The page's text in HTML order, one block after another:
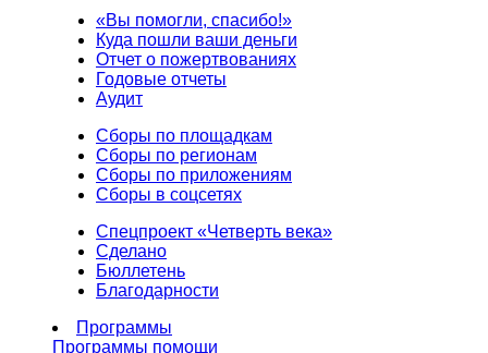
«Вы помогли, спасибо!»
Куда пошли ваши деньги
Отчет о пожертвованиях
Годовые отчеты
Аудит
Сборы по площадкам
Сборы по регионам
Сборы по приложениям
Сборы в соцсетях
Спецпроект «Четверть века»
Сделано
Бюллетень
Благодарности
Программы
Программы помощи